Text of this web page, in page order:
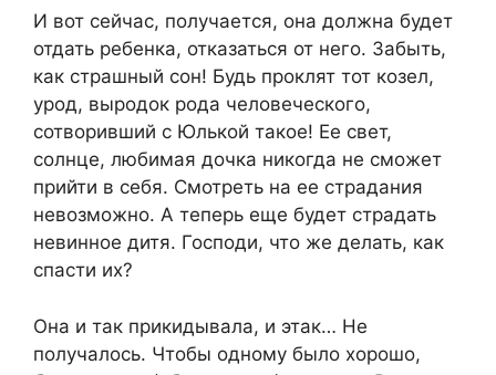
И вот сейчас, получается, она должна будет
отдать ребенка, отказаться от него. Забыть,
как страшный сон! Будь проклят тот козел,
урод, выродок рода человеческого,
сотворивший с Юлькой такое! Ее свет,
солнце, любимая дочка никогда не сможет
прийти в себя. Смотреть на ее страдания
невозможно. А теперь еще будет страдать
невинное дитя. Господи, что же делать, как
спасти их?
Она и так прикидывала, и этак… Не
получалось. Чтобы одному было хорошо,